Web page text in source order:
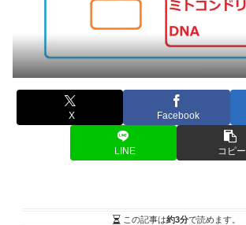
X Facebook
LINE コピー
この記事は約3分で読めます。